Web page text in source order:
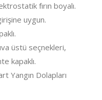
fırın boyalı.
uygun.
üstü seçnekleri,
Dolapları